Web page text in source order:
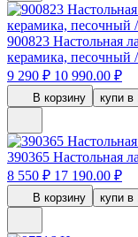
900823 Настольная
керамика, песочный
9 290 ₽ 10 990.00 ₽
В корзину купи в
390365 Настольная
8 550 ₽ 17 190.00 ₽
В корзину купи в